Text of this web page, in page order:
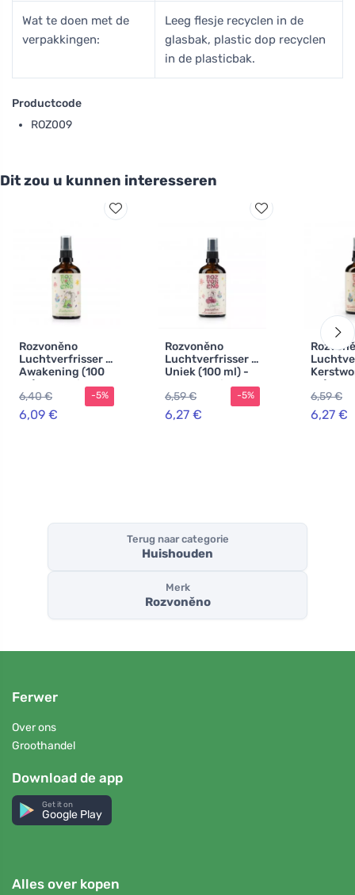
Wat te doen met de
verpakkingen:
Leeg flesje recyclen in de
glasbak, plastic dop recyclen
in de plasticbak.
Productcode
ROZ009
Dit zou u kunnen interesseren
Rozvoněno
Luchtverfrisser -
Awakening (100
ml) - met citroen,
sinaasappel en
palmroos
6,40 €
6,09 €
-5%
Rozvoněno
Luchtverfrisser -
Uniek (100 ml) -
met geranium en
palmroos
6,59 €
6,27 €
-5%
ml) -
n
6,59 €
6,27 €
Terug naar categorie
Huishouden
Merk
Rozvoněno
Ferwer
Over ons
Groothandel
Download de app
Get it on
Google Play
Alles over kopen